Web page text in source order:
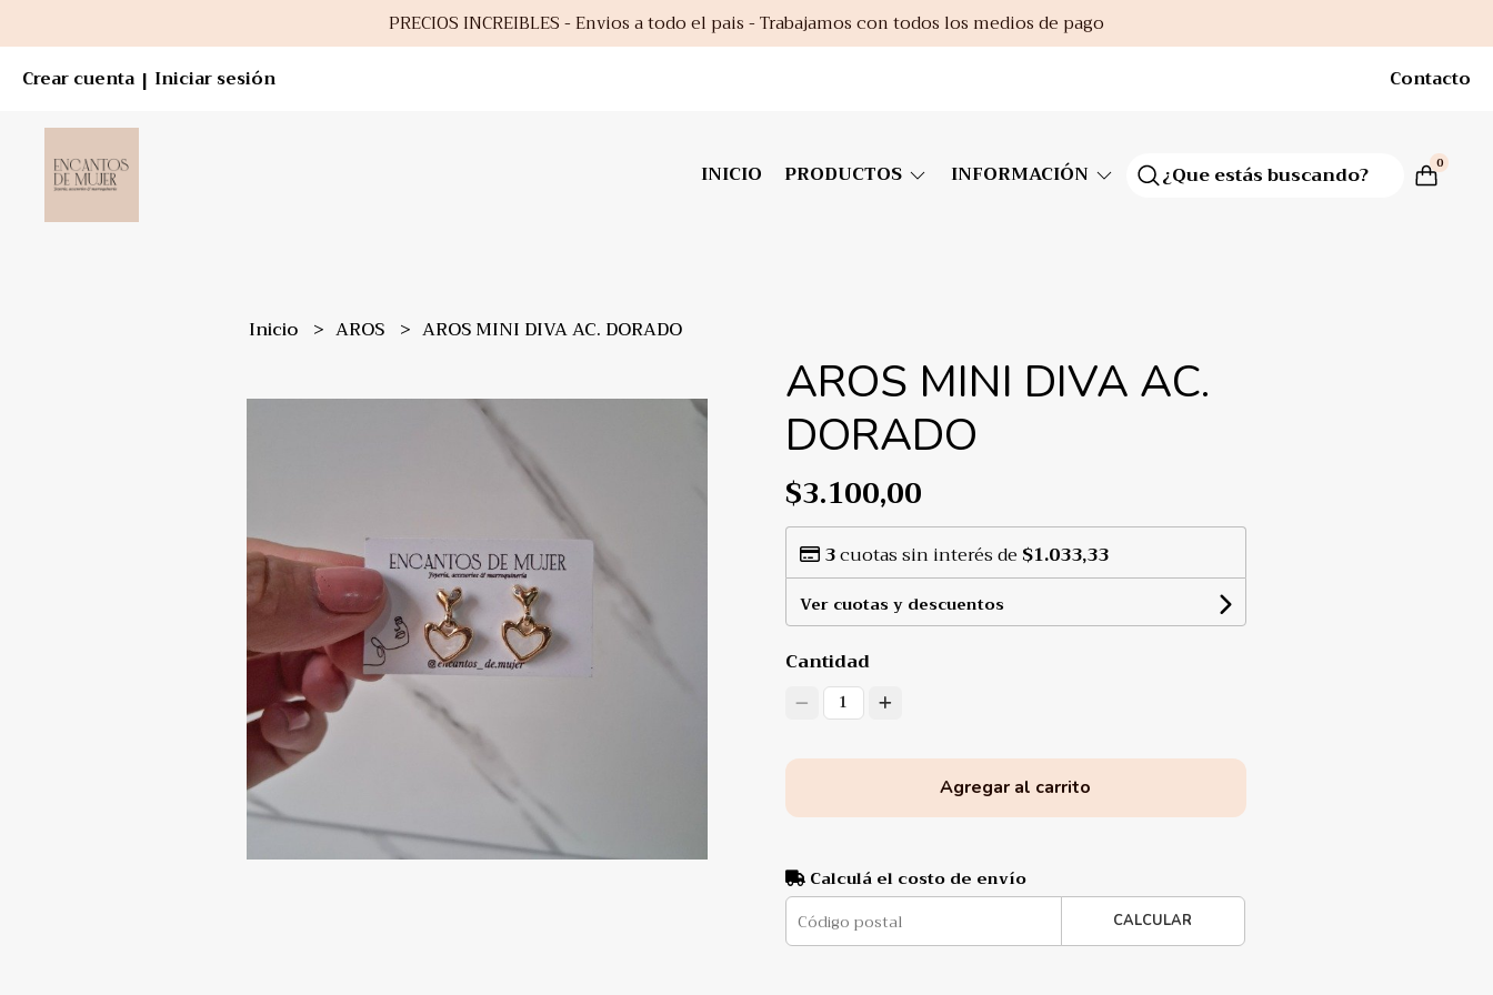
PRECIOS INCREIBLES - Envios a todo el pais - Trabajamos con todos los medios de pago
Crear cuenta | Iniciar sesión Contacto
INICIO PRODUCTOS INFORMACIÓN 0
Inicio AROS AROS MINI DIVA AC. DORADO
AROS MINI DIVA AC.
DORADO
$3.100,00
3cuotas sin interés de $1.033,33
Ver cuotas y descuentos
Cantidad
1
Agregar al carrito
Calculá el costo de envío
CALCULAR